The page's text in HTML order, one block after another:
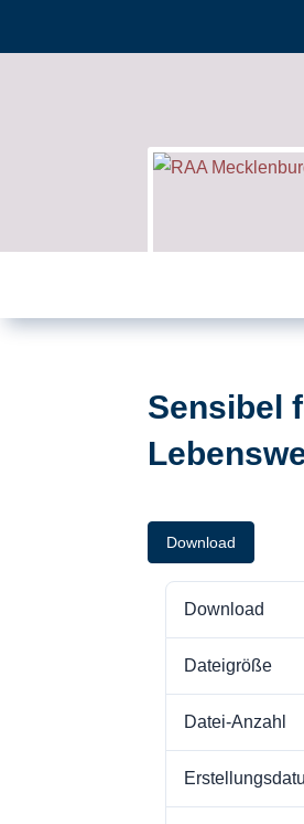
Sensibel
Download
Download
Dateigröße
Datei-Anzahl